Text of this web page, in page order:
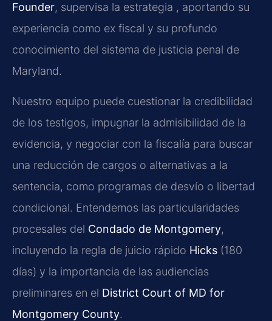
Founder, supervisa la estrategia , aportando su
experiencia como ex fiscal y su profundo
conocimiento del sistema de justicia penal de
Maryland.
Nuestro equipo puede cuestionar la credibilidad
de los testigos, impugnar la admisibilidad de la
evidencia, y negociar con la fiscalía para buscar
una reducción de cargos o alternativas a la
sentencia, como programas de desvío o libertad
condicional. Entendemos las particularidades
procesales del Condado de Montgomery,
incluyendo la regla de juicio rápido Hicks (180
días) y la importancia de las audiencias
preliminares en el District Court of MD for
Montgomery County.